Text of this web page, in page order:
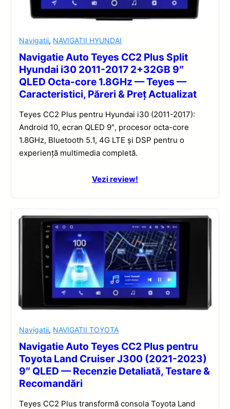
Navigatii, NAVIGATII HYUNDAI
Navigatie Auto Teyes CC2 Plus Split
Hyundai i30 2011-2017 2+32GB 9″
QLED Octa-core 1.8GHz — Teyes —
Caracteristici, Păreri & Preț Actualizat
Teyes CC2 Plus pentru Hyundai i30 (2011-2017):
Android 10, ecran QLED 9″, procesor octa-core
1.8GHz, Bluetooth 5.1, 4G LTE și DSP pentru o
experiență multimedia completă.
Vezi review!
Navigatii, NAVIGATII TOYOTA
Navigatie Auto Teyes CC2 Plus pentru
Toyota Land Cruiser J300 (2021-2023)
9″ QLED — Recenzie Detaliată, Testare &
Recomandări
Teyes CC2 Plus transformă consola Toyota Land